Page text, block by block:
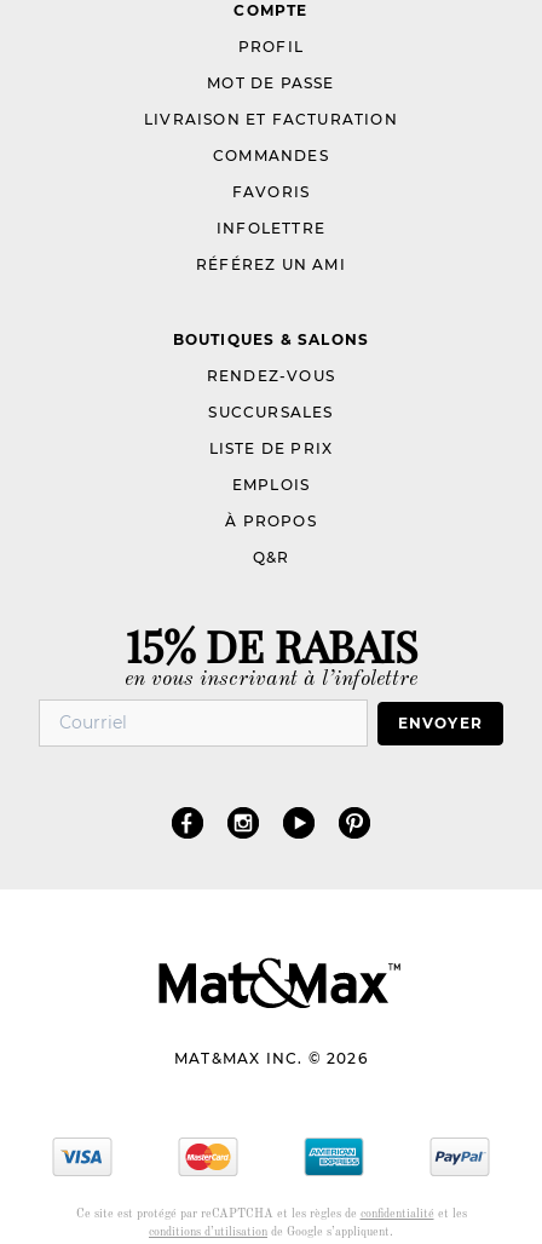
COMPTE
PROFIL
MOT DE PASSE
LIVRAISON ET FACTURATION
COMMANDES
FAVORIS
INFOLETTRE
RÉFÉREZ UN AMI
BOUTIQUES & SALONS
RENDEZ-VOUS
SUCCURSALES
LISTE DE PRIX
EMPLOIS
À PROPOS
Q&R
15% DE RABAIS
en vous inscrivant à l’infolettre
ENVOYER
MAT&MAX INC. © 2026
Ce site est protégé par reCAPTCHA et les règles de confidentialité et les
conditions d’utilisation de Google s’appliquent.